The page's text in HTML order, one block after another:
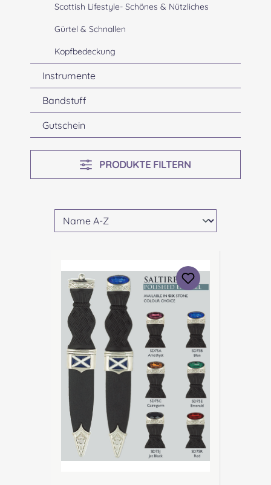
Scottish Lifestyle- Schönes & Nützliches
Gürtel & Schnallen
Kopfbedeckung
Instrumente
Bandstuff
Gutschein
PRODUKTE FILTERN